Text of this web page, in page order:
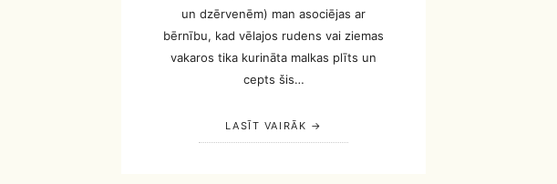
un dzērvenēm) man asociējas ar
bērnību, kad vēlajos rudens vai ziemas
vakaros tika kurināta malkas plīts un
cepts šis…
LASĪT VAIRĀK